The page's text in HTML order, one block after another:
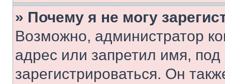
» Почему я не могу
Возможно, администратор
адрес или запретил имя,
зарегистрироваться. Он